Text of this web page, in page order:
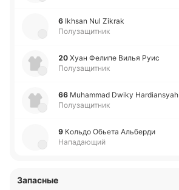
6 Ikhsan Nul Zikrak
Полузащитник
20 Хуан Фелипе Вилья Руис
Полузащитник
66 Muhammad Dwiky Hardiansyah
Полузащитник
9 Кольдо Обьета Альбе­рди
Нападающий
Запасные